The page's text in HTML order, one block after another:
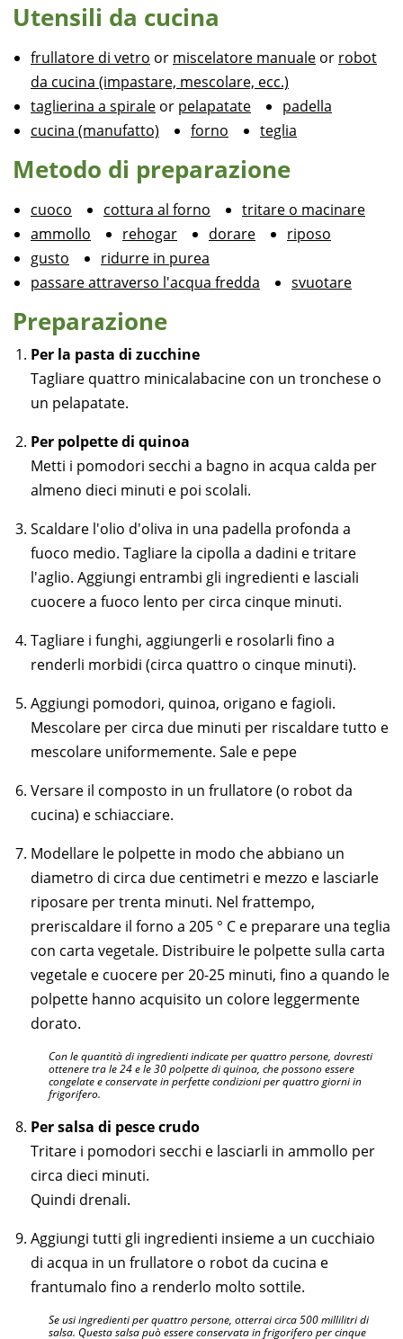
Utensili da cucina
frullatore di vetro or miscelatore manuale or robot
da cucina (impastare, mescolare, ecc.)
taglierina a spirale or pelapatate
padella
cucina (manufatto)
forno teglia
Metodo di preparazione
cuoco cottura al forno
tritare o macinare
ammollo
rehogar dorare
riposo
gusto
ridurre in purea
passare attraverso l'acqua fredda
svuotare
Preparazione
Per la pasta di zucchine
Tagliare quattro minicalabacine con un tronchese o
un pelapatate.
Per polpette di quinoa
Metti i pomodori secchi a bagno in acqua calda per
almeno dieci minuti e poi scolali.
Scaldare l'olio d'oliva in una padella profonda a
fuoco medio. Tagliare la cipolla a dadini e tritare
l'aglio. Aggiungi entrambi gli ingredienti e lasciali
cuocere a fuoco lento per circa cinque minuti.
Tagliare i funghi, aggiungerli e rosolarli fino a
renderli morbidi (circa quattro o cinque minuti).
Aggiungi pomodori, quinoa, origano e fagioli.
Mescolare per circa due minuti per riscaldare tutto e
mescolare uniformemente. Sale e pepe
Versare il composto in un frullatore (o robot da
cucina) e schiacciare.
Modellare le polpette in modo che abbiano un
diametro di circa due centimetri e mezzo e lasciarle
riposare per trenta minuti. Nel frattempo,
preriscaldare il forno a 205 ° C e preparare una teglia
con carta vegetale. Distribuire le polpette sulla carta
vegetale e cuocere per 20-25 minuti, fino a quando le
polpette hanno acquisito un colore leggermente
dorato.
Con le quantità di ingredienti indicate per quattro persone, dovresti
ottenere tra le 24 e le 30 polpette di quinoa, che possono essere
congelate e conservate in perfette condizioni per quattro giorni in
frigorifero.
Per salsa di pesce crudo
Tritare i pomodori secchi e lasciarli in ammollo per
circa dieci minuti.
Quindi drenali.
Aggiungi tutti gli ingredienti insieme a un cucchiaio
di acqua in un frullatore o robot da cucina e
frantumalo fino a renderlo molto sottile.
Se usi ingredienti per quattro persone, otterrai circa 500 millilitri di
salsa. Questa salsa può essere conservata in frigorifero per cinque